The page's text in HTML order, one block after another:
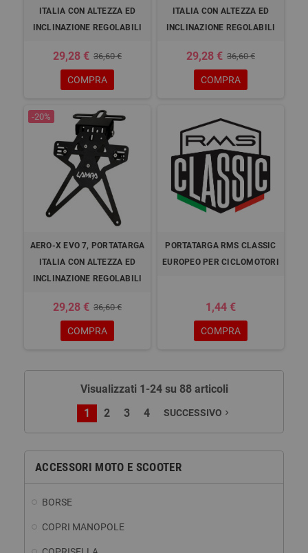
ACCESSORI MOTO E SCOOTER
BORSE
COPRI MANOPOLE
ITALIA CON ALTEZZA ED
INCLINAZIONE REGOLABILI
29,28 € 36,60 €
COMPRA
ITALIA CON ALTEZZA ED
INCLINAZIONE REGOLABILI
29,28 € 36,60 €
COMPRA
-20%
AERO-X EVO 7, PORTATARGA
ITALIA CON ALTEZZA ED
INCLINAZIONE REGOLABILI
29,28 € 36,60 €
COMPRA
PORTATARGA RMS CLASSIC
EUROPEO PER CICLOMOTORI
1,44 €
COMPRA
Visualizzati 1-24 su 88 articoli
1
2 3 4 SUCCESSIVO navigate_next